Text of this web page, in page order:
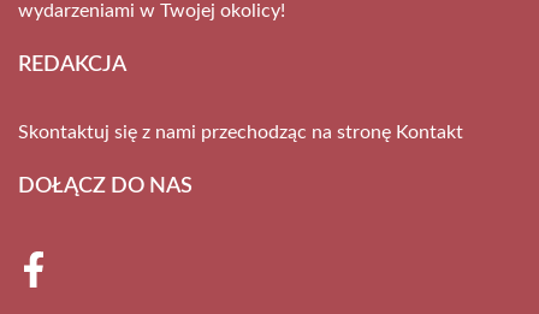
wydarzeniami w Twojej okolicy!
REDAKCJA
Skontaktuj się z nami przechodząc na stronę Kontakt
DOŁĄCZ DO NAS